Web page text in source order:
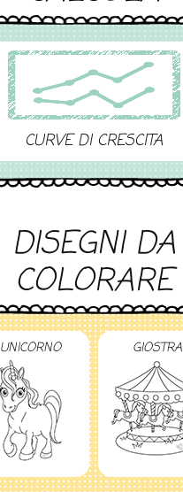
CURVE DI CRESCITA
DISEGNI DA
COLORARE
UNICORNO GIOSTRA